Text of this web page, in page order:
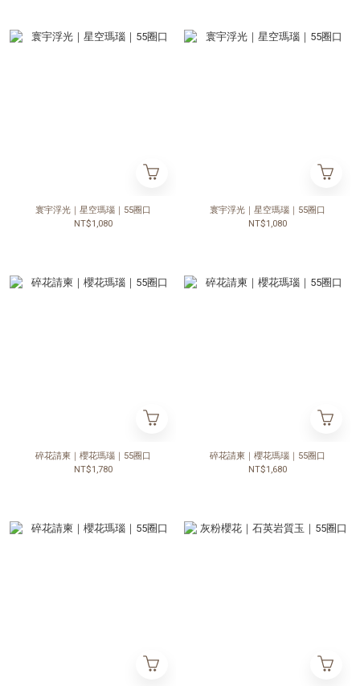
寰宇浮光｜星空瑪瑙｜55圈口
NT$1,080
寰宇浮光｜星空瑪瑙｜55圈口
NT$1,080
碎花請柬｜櫻花瑪瑙｜55圈口
NT$1,780
碎花請柬｜櫻花瑪瑙｜55圈口
NT$1,680